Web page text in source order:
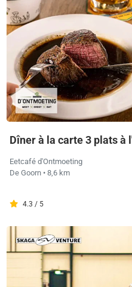
Dîner à la carte 3 plats à
Eetcafé d'Ontmoeting
De Goorn • 8,6 km
4.3 / 5